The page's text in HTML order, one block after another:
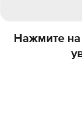
Нажмите